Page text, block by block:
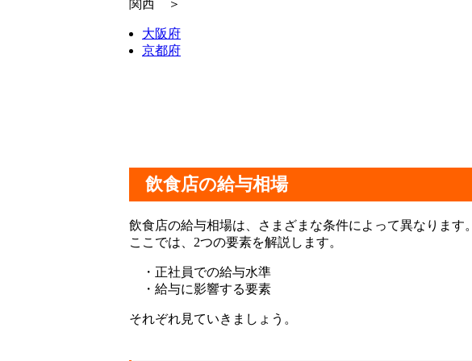
関西 ＞
大阪府
京都府
飲食店の給与相場
飲食店の給与相場は、さまざまな条件によって異なります。
ここでは、2つの要素を解説します。
・正社員での給与水準
・給与に影響する要素
それぞれ見ていきましょう。